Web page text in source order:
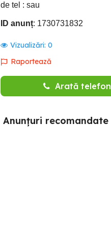
de tel : sau
ID anunț: 1730731832
Vizualizări: 0
Raportează
Arată telefon
Anunțuri recomandate